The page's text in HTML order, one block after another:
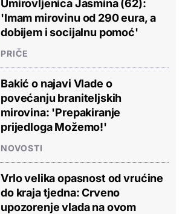
Umirovljenica Jasmina (62):
'Imam mirovinu od 290 eura, a
dobijem i socijalnu pomoć'
PRIČE
Bakić o najavi Vlade o
povećanju braniteljskih
mirovina: 'Prepakiranje
prijedloga Možemo!'
NOVOSTI
Vrlo velika opasnost od vrućine
do kraja tjedna: Crveno
upozorenje vlada na ovom